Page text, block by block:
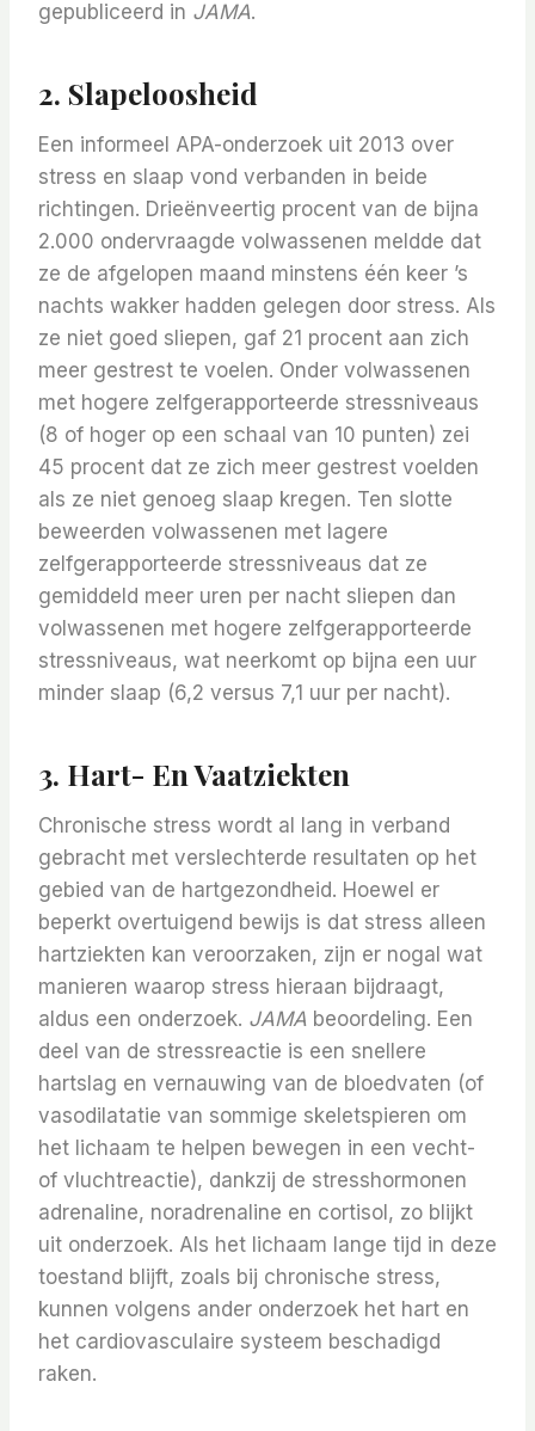
gepubliceerd in JAMA.
2. Slapeloosheid
Een informeel APA-onderzoek uit 2013 over
stress en slaap vond verbanden in beide
richtingen. Drieënveertig procent van de bijna
2.000 ondervraagde volwassenen meldde dat
ze de afgelopen maand minstens één keer ’s
nachts wakker hadden gelegen door stress. Als
ze niet goed sliepen, gaf 21 procent aan zich
meer gestrest te voelen. Onder volwassenen
met hogere zelfgerapporteerde stressniveaus
(8 of hoger op een schaal van 10 punten) zei
45 procent dat ze zich meer gestrest voelden
als ze niet genoeg slaap kregen. Ten slotte
beweerden volwassenen met lagere
zelfgerapporteerde stressniveaus dat ze
gemiddeld meer uren per nacht sliepen dan
volwassenen met hogere zelfgerapporteerde
stressniveaus, wat neerkomt op bijna een uur
minder slaap (6,2 versus 7,1 uur per nacht).
3. Hart- En Vaatziekten
Chronische stress wordt al lang in verband
gebracht met verslechterde resultaten op het
gebied van de hartgezondheid. Hoewel er
beperkt overtuigend bewijs is dat stress alleen
hartziekten kan veroorzaken, zijn er nogal wat
manieren waarop stress hieraan bijdraagt,
aldus een onderzoek. JAMA beoordeling. Een
deel van de stressreactie is een snellere
hartslag en vernauwing van de bloedvaten (of
vasodilatatie van sommige skeletspieren om
het lichaam te helpen bewegen in een vecht-
of vluchtreactie), dankzij de stresshormonen
adrenaline, noradrenaline en cortisol, zo blijkt
uit onderzoek. Als het lichaam lange tijd in deze
toestand blijft, zoals bij chronische stress,
kunnen volgens ander onderzoek het hart en
het cardiovasculaire systeem beschadigd
raken.